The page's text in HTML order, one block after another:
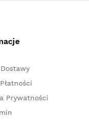
Prywatności